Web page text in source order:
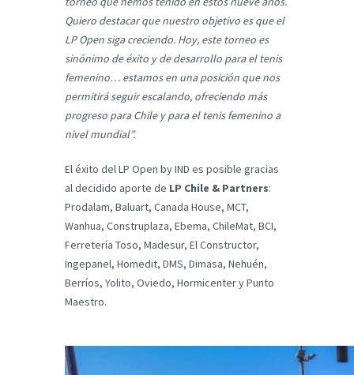
Quiero destacar que nuestro objetivo es que el
LP Open siga creciendo. Hoy, este torneo es
sinónimo de éxito y de desarrollo para el tenis
femenino… estamos en una posición que nos
permitirá seguir escalando, ofreciendo más
progreso para Chile y para el tenis femenino a
nivel mundial”.
El éxito del LP Open by IND es posible gracias
al decidido aporte de LP Chile & Partners:
Prodalam, Baluart, Canada House, MCT,
Wanhua, Construplaza, Ebema, ChileMat, BCI,
Ferretería Toso, Madesur, El Constructor,
Ingepanel, Homedit, DMS, Dimasa, Nehuén,
Berríos, Yolito, Oviedo, Hormicenter y Punto
Maestro.